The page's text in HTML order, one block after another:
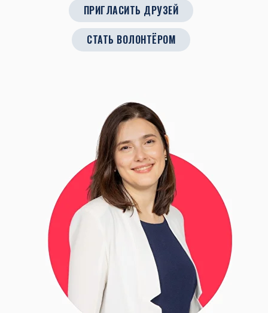
ПРИГЛАСИТЬ ДРУЗЕЙ
СТАТЬ ВОЛОНТЁРОМ